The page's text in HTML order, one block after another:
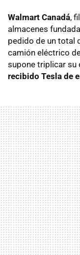
Walmart Canadá,
almacenes
pedido de un total
camión eléctrico
supone triplicar su
recibido Tesla de